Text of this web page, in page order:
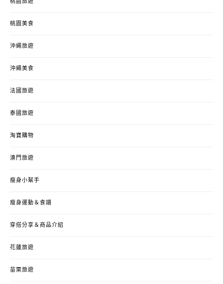
桃園旅遊
桃園美食
沖繩旅遊
沖繩美食
法國旅遊
泰國旅遊
淘寶購物
澳門旅遊
瘦身小幫手
瘦身運動＆食譜
穿搭分享＆商品介紹
花蓮旅遊
苗栗旅遊